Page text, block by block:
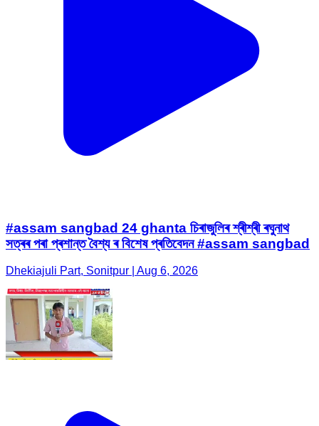
#assam sangbad 24 ghanta চিৰাজুলিৰ শ্ৰীশ্ৰী ৰঘুনাথ
সত্ৰৰ পৰা প্ৰশান্ত বৈশ্য ৰ বিশেষ প্ৰতিবেদন #assam sangbad
Dhekiajuli Part, Sonitpur | Aug 6, 2026